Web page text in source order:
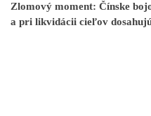
Zlomový moment: Čínske
a pri likvidácii cieľov